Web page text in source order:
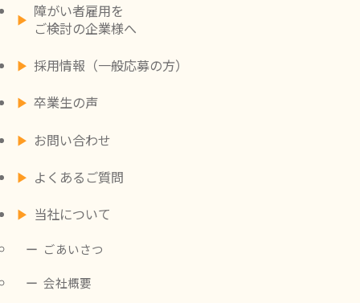
障がい者雇用を
ご検討の企業様へ
採用情報（一般応募の方）
卒業生の声
お問い合わせ
よくあるご質問
当社について
ごあいさつ
会社概要